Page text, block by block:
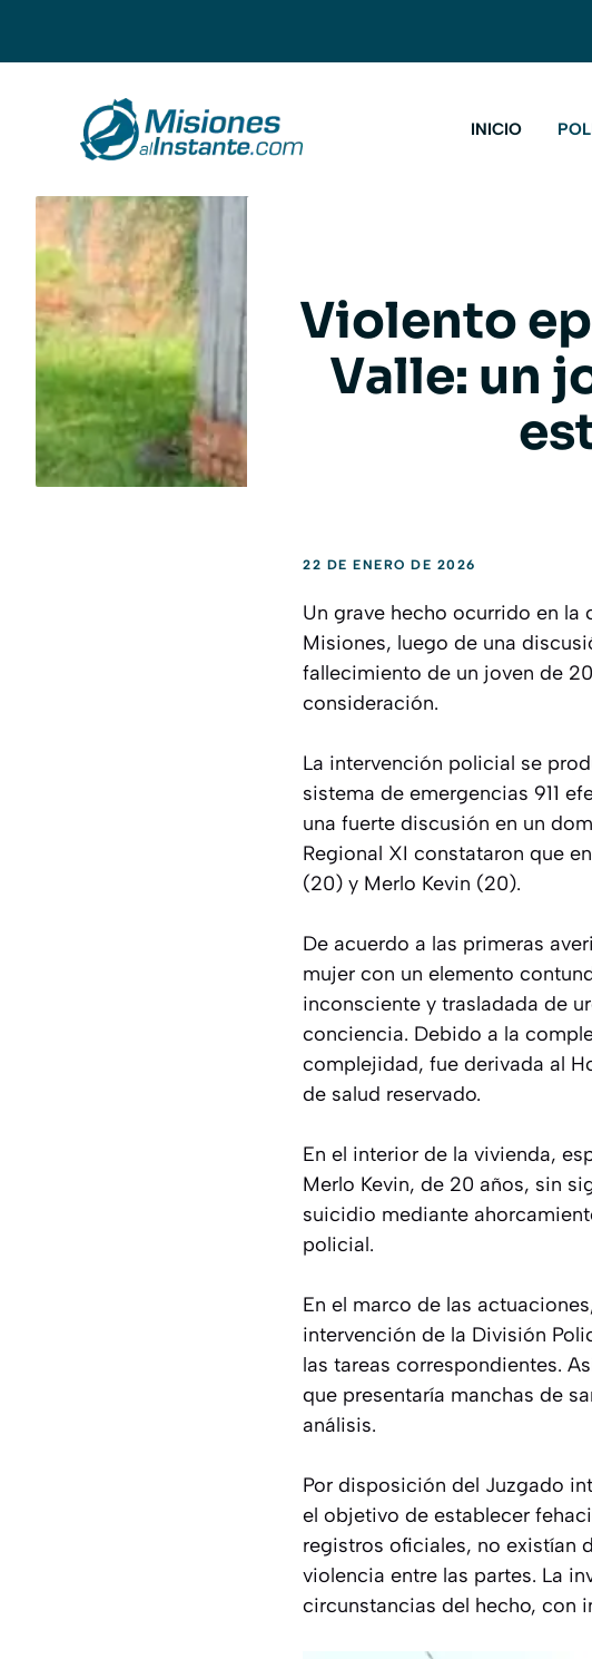
INICIO
Violento
Valle: un
22 DE ENERO DE 2026
Un grave hecho ocurrido en
Misiones, luego de una
fallecimiento de un joven de
consideración.
La intervención policial se
sistema de emergencias 911
una fuerte discusión en un
Regional XI constataron que
(20) y Merlo Kevin (20).
De acuerdo a las primeras
mujer con un elemento
inconsciente y trasladada de
conciencia. Debido a la
complejidad, fue derivada al
de salud reservado.
En el interior de la vivienda,
Merlo Kevin, de 20 años, sin
suicidio mediante
policial.
En el marco de las
intervención de la División
las tareas correspondientes.
que presentaría manchas de
análisis.
Por disposición del Juzgado
el objetivo de establecer
registros oficiales, no existían
violencia entre las partes. La
circunstancias del hecho, con